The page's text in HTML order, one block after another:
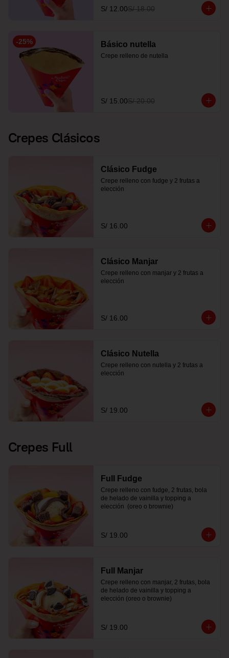
S/ 12.00S/ 18.00
-25% Básico nutella
Crepe relleno de nutella
S/ 15.00S/ 20.00
Crepes Clásicos
Clásico Fudge
Crepe relleno con fudge y 2 frutas a
elección
S/ 16.00
Clásico Manjar
Crepe relleno con manjar y 2 frutas a
elección
S/ 16.00
Clásico Nutella
Crepe relleno con nutella y 2 frutas a
elección
S/ 19.00
Crepes Full
Full Fudge
Crepe relleno con fudge, 2 frutas, bola
de helado de vainilla y topping a
elección  (oreo o brownie)
S/ 19.00
Full Manjar
Crepe relleno con manjar, 2 frutas, bola
de helado de vainilla y topping a
elección (oreo o brownie)
S/ 19.00